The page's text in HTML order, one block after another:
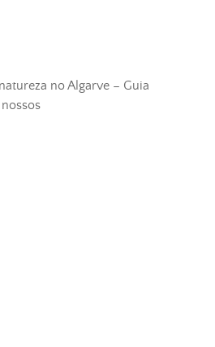
no Algarve – Guia